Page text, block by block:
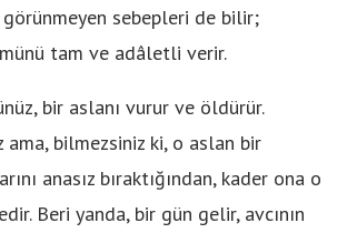
görünmeyen sebepleri de bilir;
tam ve adâletli verir.
bir aslanı vurur ve öldürür.
ama, bilmezsiniz ki, o aslan bir
anasız bıraktığından, kader ona o
Beri yanda, bir gün gelir, avcının